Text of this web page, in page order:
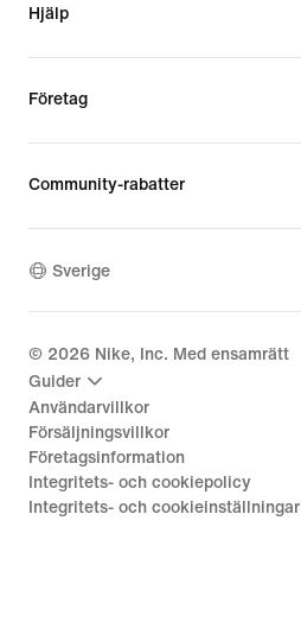
Hjälp
Företag
Community-rabatter
Sverige
© 2026 Nike, Inc. Med ensamrätt
Guider
Användarvillkor
Försäljningsvillkor
Företagsinformation
Integritets- och cookiepolicy
Integritets- och cookieinställningar